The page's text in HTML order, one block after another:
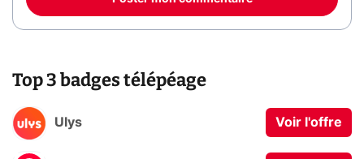
Top 3 badges télépéage
Ulys Voir l'offre